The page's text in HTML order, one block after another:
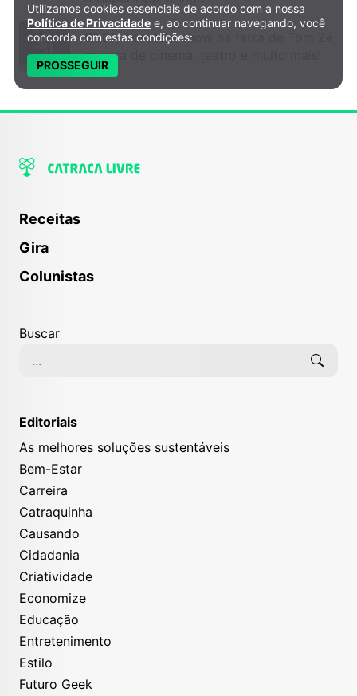
6º DH Fest tem show na faixa de Tom Zé,
mostra de cinema, teatro e muito mais!
Receitas
Gira
Colunistas
Buscar
Editoriais
As melhores soluções sustentáveis
Bem-Estar
Carreira
Catraquinha
Causando
Cidadania
Criatividade
Economize
Educação
Entretenimento
Estilo
Futuro Geek
Política de Privacidade e Cookies
Utilizamos cookies essenciais de acordo com a nossa
Política de Privacidade e, ao continuar navegando, você
concorda com estas condições:
PROSSEGUIR